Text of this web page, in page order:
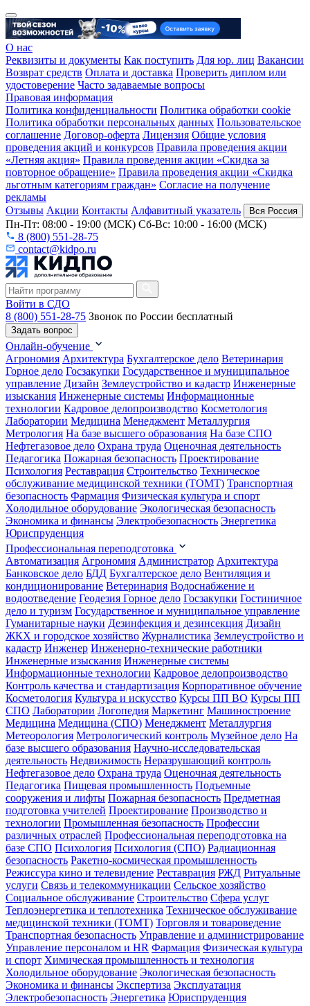
О нас
Реквизиты и документы Как поступить Для юр. лиц Вакансии
Возврат средств Оплата и доставка Проверить диплом или
удостоверение Часто задаваемые вопросы
Правовая информация
Политика конфиденциальности Политика обработки cookie
Политика обработки персональных данных Пользовательское
соглашение Договор-оферта Лицензия Общие условия
проведения акций и конкурсов Правила проведения акции
«Летняя акция» Правила проведения акции «Скидка за
повторное обращение» Правила проведения акции «Скидка
льготным категориям граждан» Согласие на получение
рекламы
Отзывы Акции Контакты Алфавитный указатель Вся Россия
Пн-Пт: 08:00 - 19:00 (МСК) Сб-Вс: 10:00 - 16:00 (МСК)
8 (800) 551-28-75
contact@kidpo.ru
Войти в СДО
8 (800) 551-28-75 Звонок по России бесплатный
Задать вопрос
Онлайн-обучение
Агрономия Архитектура Бухгалтерское дело Ветеринария
Горное дело Госзакупки Государственное и муниципальное
управление Дизайн Землеустройство и кадастр Инженерные
изыскания Инженерные системы Информационные
технологии Кадровое делопроизводство Косметология
Лаборатории Медицина Менеджмент Металлургия
Метрология На базе высшего образования На базе СПО
Нефтегазовое дело Охрана труда Оценочная деятельность
Педагогика Пожарная безопасность Проектирование
Психология Реставрация Строительство Техническое
обслуживание медицинской техники (ТОМТ) Транспортная
безопасность Фармация Физическая культура и спорт
Холодильное оборудование Экологическая безопасность
Экономика и финансы Электробезопасность Энергетика
Юриспруденция
Профессиональная переподготовка
Автоматизация Агрономия Администратор Архитектура
Банковское дело БДД Бухгалтерское дело Вентиляция и
кондиционирование Ветеринария Водоснабжение и
водоотведение Геодезия Горное дело Госзакупки Гостиничное
дело и туризм Государственное и муниципальное управление
Гуманитарные науки Дезинфекция и дезинсекция Дизайн
ЖКХ и городское хозяйство Журналистика Землеустройство и
кадастр Инженер Инженерно-технические работники
Инженерные изыскания Инженерные системы
Информационные технологии Кадровое делопроизводство
Контроль качества и стандартизация Корпоративное обучение
Косметология Культура и искусство Курсы ПП ВО Курсы ПП
СПО Лаборатории Логопедия Маркетинг Машиностроение
Медицина Медицина (СПО) Менеджмент Металлургия
Метеорология Метрологический контроль Музейное дело На
базе высшего образования Научно-исследовательская
деятельность Недвижимость Неразрушающий контроль
Нефтегазовое дело Охрана труда Оценочная деятельность
Педагогика Пищевая промышленность Подъемные
сооружения и лифты Пожарная безопасность Предметная
подготовка учителей Проектирование Производство и
технологии Промышленная безопасность Профессии
различных отраслей Профессиональная переподготовка на
базе СПО Психология Психология (СПО) Радиационная
безопасность Ракетно-космическая промышленность
Режиссура кино и телевидение Реставрация РЖД Ритуальные
услуги Связь и телекоммуникации Сельское хозяйство
Социальное обслуживание Строительство Сфера услуг
Теплоэнергетика и теплотехника Техническое обслуживание
медицинской техники (ТОМТ) Торговля и товароведение
Транспортная безопасность Управление и администрирование
Управление персоналом и HR Фармация Физическая культура
и спорт Химическая промышленность и технология
Холодильное оборудование Экологическая безопасность
Экономика и финансы Экспертиза Эксплуатация
Электробезопасность Энергетика Юриспруденция